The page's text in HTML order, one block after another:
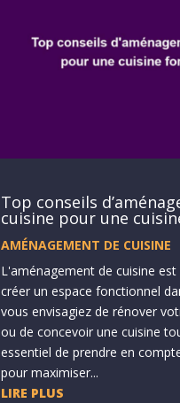
Top conseils
cuisine pour une
AMÉNAGEMENT DE CUISINE
L'aménagement de cuisine
créer un espace fonctionnel
vous envisagiez de rénover
ou de concevoir une cuisine
essentiel de prendre en
pour maximiser...
LIRE PLUS